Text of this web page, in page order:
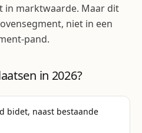
in marktwaarde. Maar dit
niet in een
pand.
in 2026?
bidet, naast bestaande